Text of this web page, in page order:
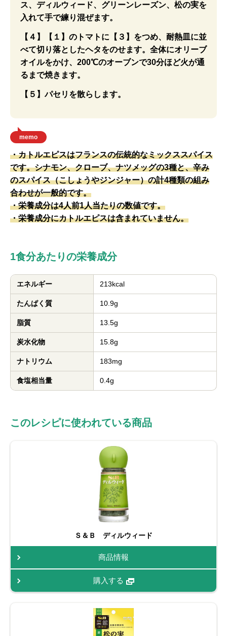
ス、ディルウィード、グリーンレーズン、松の実を
入れて手で練り混ぜます。
【４】【１】のトマトに【３】をつめ、耐熱皿に並
べて切り落としたヘタをのせます。全体にオリーブ
オイルをかけ、200℃のオーブンで30分ほど火が通
るまで焼きます。
【５】パセリを散らします。
memo
・カトルエピスはフランスの伝統的なミックススパイス
です。シナモン、クローブ、ナツメッグの3種と、辛み
のスパイス（こしょうやジンジャー）の計4種類の組み
合わせが一般的です。
・栄養成分は4人前1人当たりの数値です。
・栄養成分にカトルエピスは含まれていません。
1食分あたりの栄養成分
エネルギー 213kcal
たんぱく質 10.9g
脂質 13.5g
炭水化物 15.8g
ナトリウム 183mg
食塩相当量 0.4g
このレシピに使われている商品
Ｓ＆Ｂ ディルウィード
商品情報
購入する